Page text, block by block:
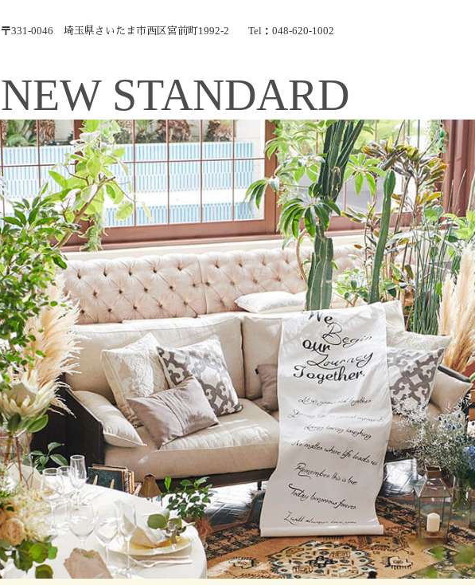
〒331-0046 埼玉県さいたま市西区宮前町1992-2 Tel：048-620-1002
Lunch
Dinner
Bar
Private Room
Wedding
コンセプト
施設のご紹介
Chapel
Banquet
Food
Movie
これから挙式を
お考えの方へ
Plan
Best Rate
Membership
よくある質問
NEW STANDARD